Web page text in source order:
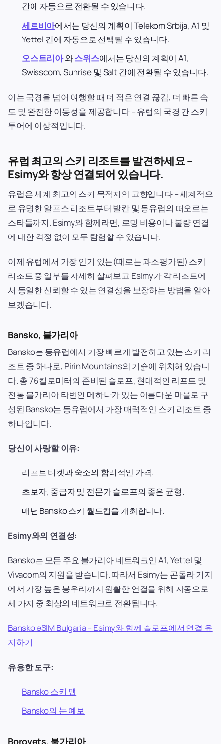
간에 자동으로 전환될 수 있습니다.
세르비아에서는 당신의 계획이 Telekom Srbija, A1 및
Yettel 간에 자동으로 선택될 수 있습니다.
오스트리아와스위스에서는 당신의 계획이 A1,
Swisscom, Sunrise 및 Salt 간에 전환될 수 있습니다.
이는 국경을 넘어 여행할 때 더 적은 연결 끊김, 더 빠른 속
도 및 완전한 이동성을 제공합니다 – 유럽의 국경 간 스키
투어에 이상적입니다.
유럽 최고의 스키 리조트를 발견하세요 –
Esimy와 항상 연결되어 있습니다.
유럽은 세계 최고의 스키 목적지의 고향입니다 – 세계적으
로 유명한 알프스 리조트부터 발칸 및 동유럽의 떠오르는
스타들까지. Esimy와 함께라면, 로밍 비용이나 불량 연결
에 대한 걱정 없이 모두 탐험할 수 있습니다.
이제 유럽에서 가장 인기 있는(때로는 과소평가된) 스키
리조트 중 일부를 자세히 살펴보고 Esimy가 각 리조트에
서 동일한 신뢰할 수 있는 연결성을 보장하는 방법을 알아
보겠습니다.
Bansko, 불가리아
Bansko는 동유럽에서 가장 빠르게 발전하고 있는 스키 리
조트 중 하나로, Pirin Mountains의 기슭에 위치해 있습니
다. 총 76킬로미터의 준비된 슬로프, 현대적인 리프트 및
전통 불가리아 타번인 메하나가 있는 아름다운 마을로 구
성된 Bansko는 동유럽에서 가장 매력적인 스키 리조트 중
하나입니다.
당신이 사랑할 이유:
리프트 티켓과 숙소의 합리적인 가격.
초보자, 중급자 및 전문가 슬로프의 좋은 균형.
매년 Bansko 스키 월드컵을 개최합니다.
Esimy와의 연결성:
Bansko는 모든 주요 불가리아 네트워크인 A1, Yettel 및
Vivacom의 지원을 받습니다. 따라서 Esimy는 곤돌라 기지
에서 가장 높은 봉우리까지 원활한 연결을 위해 자동으로
세 가지 중 최상의 네트워크로 전환됩니다.
Bansko eSIM Bulgaria – Esimy와 함께 슬로프에서 연결 유
지하기
유용한 도구:
Bansko 스키 맵
Bansko의 눈 예보
Borovets, 불가리아